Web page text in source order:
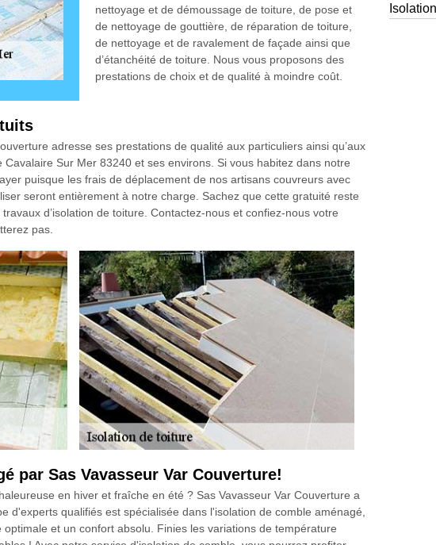
nettoyage et de démoussage de toiture, de pose et
de nettoyage de gouttière, de réparation de toiture,
de nettoyage et de ravalement de façade ainsi que
d’étanchéité de toiture. Nous vous proposons des
prestations de choix et de qualité à moindre coût.
adresse ses prestations de qualité aux particuliers ainsi qu’aux
Sur Mer 83240 et ses environs. Si vous habitez dans notre
puisque les frais de déplacement de nos artisans couvreurs avec
seront entièrement à notre charge. Sachez que cette gratuité reste
d’isolation de toiture. Contactez-nous et confiez-nous votre
pas.
par Sas Vavasseur Var Couverture!
en hiver et fraîche en été ? Sas Vavasseur Var Couverture a
d'experts qualifiés est spécialisée dans l'isolation de comble aménagé,
et un confort absolu. Finies les variations de température